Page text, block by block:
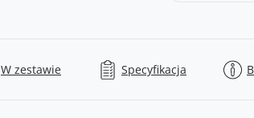
W zestawie Specyfikacja